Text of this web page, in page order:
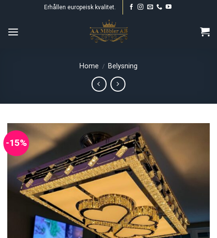
content
Erhållen europeisk kvalitet.
Home / Belysning
-15%